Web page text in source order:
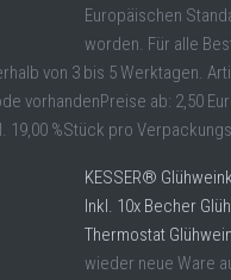
Europäischen
worden. Für alle
von 3 bis 5 Werktagen.
vorhandenPreise ab: 2,50
19,00 %Stück pro
KESSER®
Inkl. 10x Becher
Thermostat
wieder neue Ware